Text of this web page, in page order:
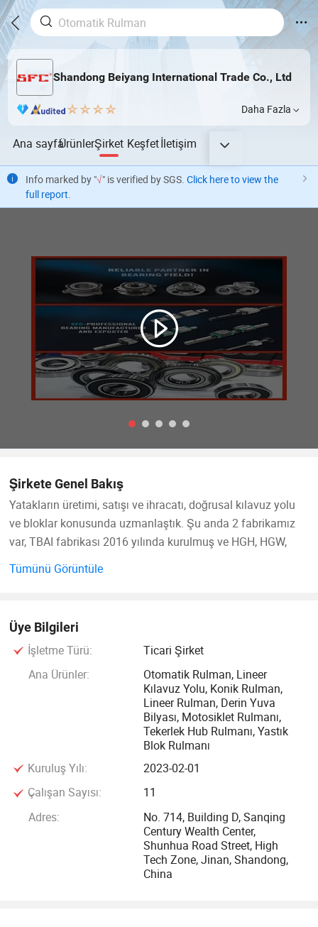
Shandong Beiyang International Trade Co., Ltd
Daha Fazla
Ana sayfaÜrünlerŞirket Keşfetİletişim
Info marked by "√" is verified by SGS. Click here to view the
full report.
Şirkete Genel Bakış
Yatakların üretimi, satışı ve ihracatı, doğrusal kılavuz yolu
ve bloklar konusunda uzmanlaştık. Şu anda 2 fabrikamız
var, TBAI fabrikası 2016 yılında kurulmuş ve HGH, HGW,
kullanımı, yüksek hassasiyetli, yüksek sertlik, düşük gürültü
vb. ile doğrusal kılavuz yol ve kaydırma bloklarının üretimi,
HIWIN'in yerini alabilir, TBI, THK, PMI ve diğer uluslararası
SFC fabrikası 2003 yılında kuruldu ve bu fabrikanın temel
olarak orta ve yüksek kaliteli konik makaralı rulmanlar,
Sarmal rulmanlar, derin oluklu bilyalı rulmanlar, yastık bloğu
rulmanlar, bağlantı rulmanları ve diğer ürünler üretti. Üretim
ve işleme, araştırma ve geliştirme ve gelişmiş üretim
teknolojisinde yaklaşık 20 yıllık deneyimimiz var. Ürettiğimiz
yataklar dengeli kaliteye, yüksek hıza ve uzun kullanım
ömrüne sahiptir. Tarım makineleri, gıda makineleri,
Tümünü Görüntüle
Üye Bilgileri
İşletme Türü:
Ticari Şirket
Ana Ürünler:
Otomatik Rulman, Lineer
Kılavuz Yolu, Konik Rulman,
Lineer Rulman, Derin Yuva
Bilyası, Motosiklet Rulmanı,
Tekerlek Hub Rulmanı, Yastık
Blok Rulmanı
Kuruluş Yılı:
2023-02-01
Çalışan Sayısı:
11
Adres:
No. 714, Building D, Sanqing
Century Wealth Center,
Shunhua Road Street, High
Tech Zone, Jinan, Shandong,
China